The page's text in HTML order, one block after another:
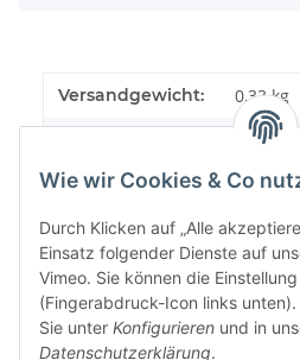
Versandgewicht: 0,33 kg
0,33 kg
Wie wir Cookies & Co
Durch Klicken auf „Alle
Einsatz folgender Dienste auf
Vimeo. Sie können die
(Fingerabdruck-Icon links
Sie unter Konfigurieren und in
Datenschutzerklärung.